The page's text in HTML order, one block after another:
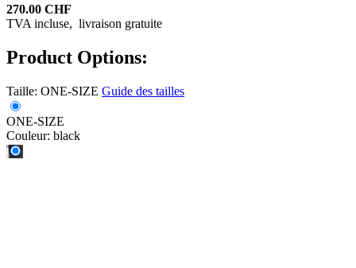
270.00 CHF
TVA incluse, livraison gratuite
Product Options:
Taille: ONE-SIZE Guide des tailles
ONE-SIZE
Couleur: black